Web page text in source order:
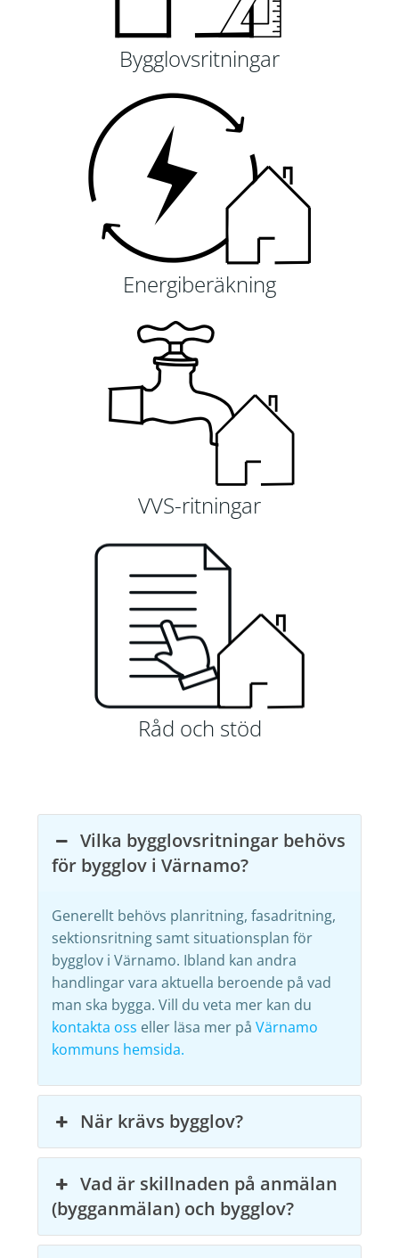
Bygglovsritningar
Energiberäkning
VVS-ritningar
Råd och stöd
Vilka bygglovsritningar behövs
för bygglov i Värnamo?
Generellt behövs planritning, fasadritning,
sektionsritning samt situationsplan för
bygglov i Värnamo. Ibland kan andra
handlingar vara aktuella beroende på vad
man ska bygga. Vill du veta mer kan du
kontakta oss eller läsa mer på Värnamo
kommuns hemsida.
När krävs bygglov?
Vad är skillnaden på anmälan
(bygganmälan) och bygglov?